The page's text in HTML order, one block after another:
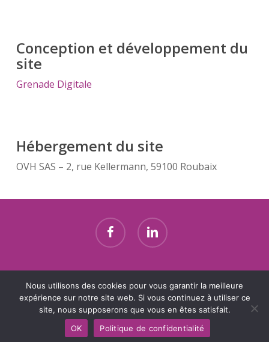
Conception et développement du
site
Grenade Digitale
Hébergement du site
OVH SAS – 2, rue Kellermann, 59100 Roubaix
facebook linkedin
© 2023 AFMD Retail. Tous droits réservés.Mentions légales
|Politique de confidentialité
Nous utilisons des cookies pour vous garantir la meilleure
expérience sur notre site web. Si vous continuez à utiliser ce
site, nous supposerons que vous en êtes satisfait.
OK
Politique de confidentialité